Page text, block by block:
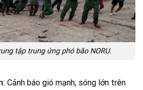
tập trung ứng phó bão NORU.
Cảnh báo gió mạnh, sóng lớn trên